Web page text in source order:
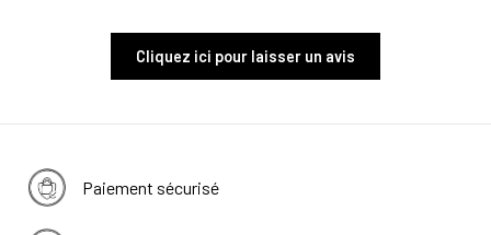
Cliquez ici pour laisser un avis
Paiement sécurisé